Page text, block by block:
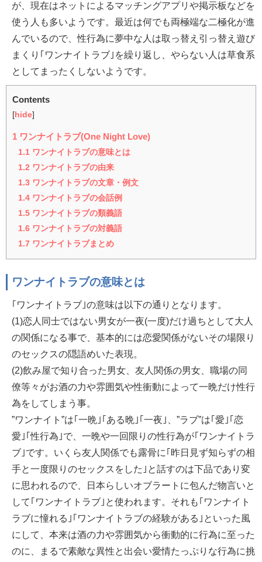
が、現在はネットによるマッチングアプリや掲示板などを
使う人も多いようです。最近は何でも両極端な二極化が進
んでいるので、性行為に夢中な人は取っ替え引っ替え遊び
まくり｢ワンナイトラブ｣を繰り返し、やらない人は草食系
としてまったくしないようです。
Contents
[ hide]
1 ワンナイトラブ(One Night Love)
1.1 ワンナイトラブの意味とは
1.2 ワンナイトラブの由来
1.3 ワンナイトラブの文章・例文
1.4 ワンナイトラブの会話例
1.5 ワンナイトラブの類義語
1.6 ワンナイトラブの対義語
1.7 ワンナイトラブまとめ
ワンナイトラブの意味とは
｢ワンナイトラブ｣の意味は以下の通りとなります。
(1)恋人同士ではない男女が一夜(一度)だけ過ちとして大人
の関係になる事で、基本的には恋愛関係がないその場限り
のセックスの隠語めいた表現。
(2)飲み屋で知り合った男女、友人関係の男女、職場の同
僚等々がお酒の力や雰囲気や性衝動によって一晩だけ性行
為をしてしまう事。
”ワンナイト”は｢一晩｣｢ある晩｣｢一夜｣、”ラブ”は｢愛｣｢恋
愛｣｢性行為｣で、一晩や一回限りの性行為が｢ワンナイトラ
ブ｣です。いくら友人関係でも露骨に｢昨日見ず知らずの相
手と一度限りのセックスをした｣と話すのは下品であり変
に思われるので、日本らしいオブラートに包んだ物言いと
して｢ワンナイトラブ｣と使われます。それも｢ワンナイト
ラブに憧れる｣｢ワンナイトラブの経験がある｣といった風
にして、本来は酒の力や雰囲気から衝動的に行為に至った
のに、まるで素敵な異性と出会い愛情たっぷりな行為に挑